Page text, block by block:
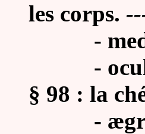
les corps.
-
- oculis
§ 98 : la
-